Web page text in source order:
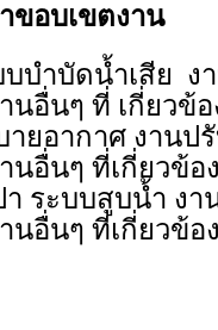
ขอบเขตงาน
บำบัดน้ำเสีย ง
อื่นๆ ที่ เกี่ยวข้อ
ยอากาศ งานป
อื่นๆ ที่เกี่ยวข้อง
ระบบสูบน้ำ งา
อื่นๆ ที่เกี่ยวข้อง